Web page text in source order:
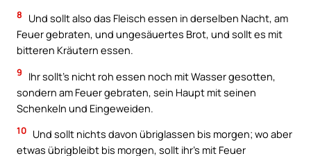
8
Und sollt also das Fleisch essen in derselben Nacht, am
Feuer gebraten, und ungesäuertes Brot, und sollt es mit
bitteren Kräutern essen.
9
Ihr sollt’s nicht roh essen noch mit Wasser gesotten,
sondern am Feuer gebraten, sein Haupt mit seinen
Schenkeln und Eingeweiden.
10 Und sollt nichts davon übriglassen bis morgen; wo aber
etwas übrigbleibt bis morgen, sollt ihr’s mit Feuer